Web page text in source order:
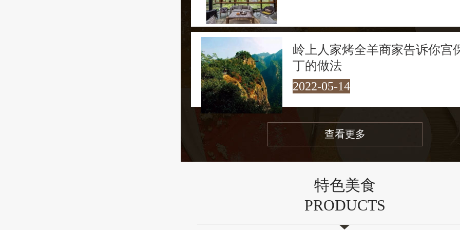
岭上人家烤全羊商家告诉你宫
丁的做法
2022-05-14
查看更多
特色美食
PRODUCTS